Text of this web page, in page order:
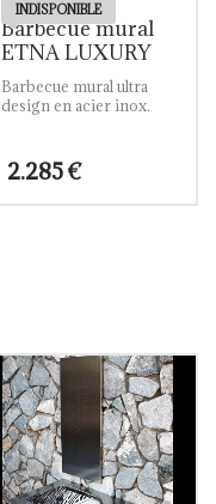
INDISPONIBLE
Barbecue mural
ETNA LUXURY
Barbecue mural ultra
design en acier inox.
2.285€